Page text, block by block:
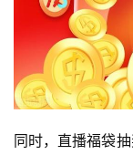
同时，直播福袋